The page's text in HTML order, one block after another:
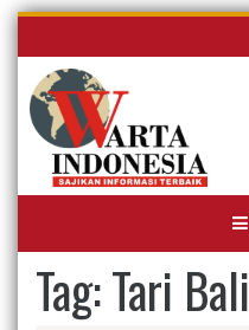
Skip
content
Tag:Tari Bali